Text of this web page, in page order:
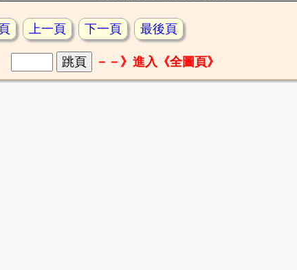
上一頁 下一頁 最後頁
－－》進入《全圖頁》